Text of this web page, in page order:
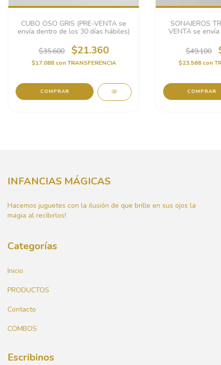
CUBO OSO GRIS (PRE-VENTA se
envía dentro de los 30 días hábiles)
$35.600 $21.360
$17.088conTRANSFERENCIA
SONAJEROS
VENTA se
$49.100
$23.568con
COMPRAR
INFANCIAS MÁGICAS
Hacemos juguetes con la ilusión de que brille en sus ojos la
magia al recibirlos!
Categorías
Inicio
PRODUCTOS
Contacto
COMBOS
Escribinos